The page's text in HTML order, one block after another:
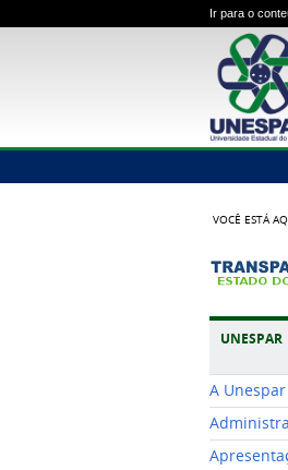
Ir para o
VOCÊ ESTÁ
UNESPAR
A Unespar